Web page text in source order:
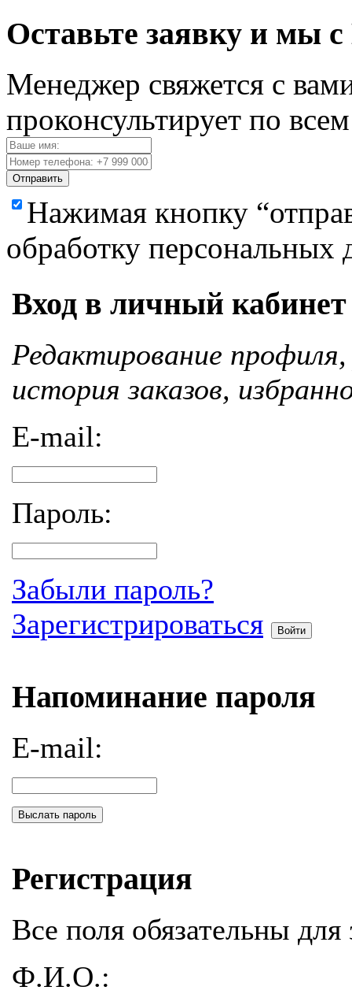
Оставьте заявку и мы
Менеджер свяжется с
проконсультирует по
Отправить
Нажимая кнопку
обработку персональных
Вход в личный кабинет
Редактирование
история заказов,
E-mail:
Пароль:
Забыли пароль?
Зарегистрироваться
Войти
Напоминание пароля
E-mail:
Выслать пароль
Регистрация
Все поля обязательны для
Ф.И.О.: